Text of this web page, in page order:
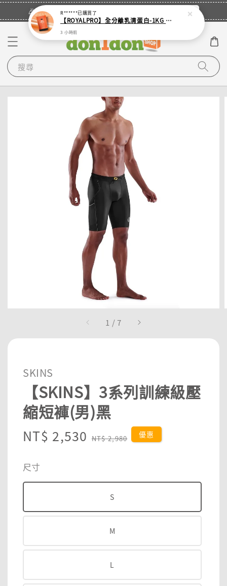
🎉登入會員・領取您的專屬折扣券！ 立即登入
搜尋
1 /7
SKINS
【SKINS】3系列訓練級壓
縮短褲(男)黑
Sale
NT$ 2,530 Regular
NT$ 2,980 優惠
尺寸
S
M
L
R******已購買了
【ROYALPRO】全分離乳清蛋白-1KG -多口味任選｜可加購湯匙
3 小時前